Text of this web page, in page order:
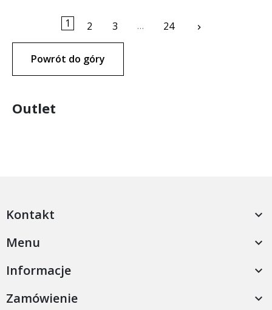
1 2 3 … 24 keyboard_arrow_right
Powrót do góry
Outlet
Kontakt 
Menu 
Informacje 
Zamówienie 